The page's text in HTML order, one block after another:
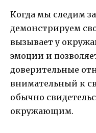
Когда мы следим
демонстрируем
вызывает у
эмоции и
доверительные
внимательный к
обычно
окружающим.